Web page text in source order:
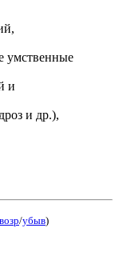
умственные
и
и др.),
возр/убыв)